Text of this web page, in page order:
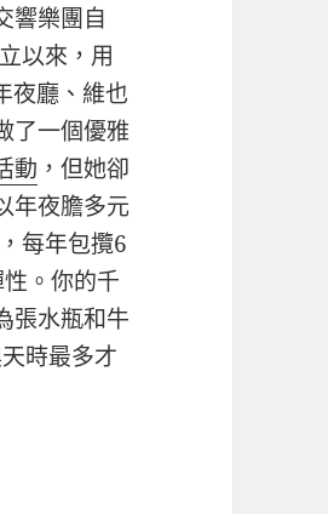
響樂團自
以來，用
夜廳、維也
了一個優雅
動 ，但她卻
年夜膽多元
每年包攬6
。你的千
張水瓶和牛
時最多才